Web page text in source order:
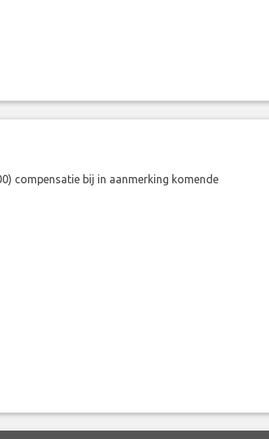
compensatie bij in aanmerking komende